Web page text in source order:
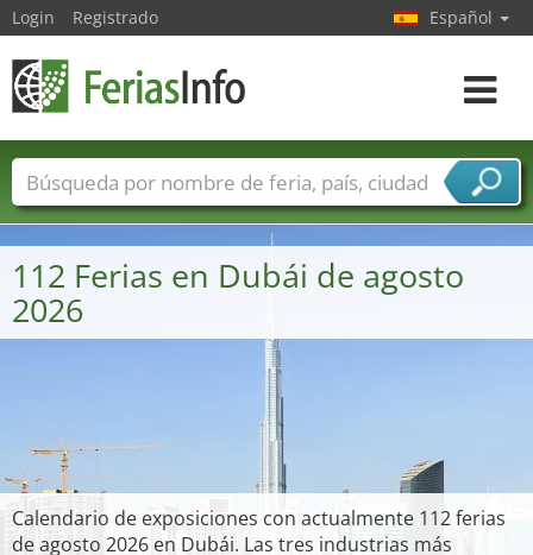
112 Ferias en Dubái de agosto
2026
Calendario de exposiciones con actualmente 112 ferias
de agosto 2026 en Dubái. Las tres industrias más
Login Registrado Español
toggle
Nombres de ferias Países
Ciudades
Sectores de ferias
Sectores de proveedor de servicios